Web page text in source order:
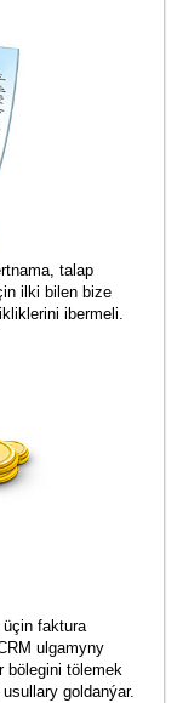
talap
ilki bilen bize
ibermeli.
üçin faktura
ulgamyny
bölegini tölemek
goldanýar.